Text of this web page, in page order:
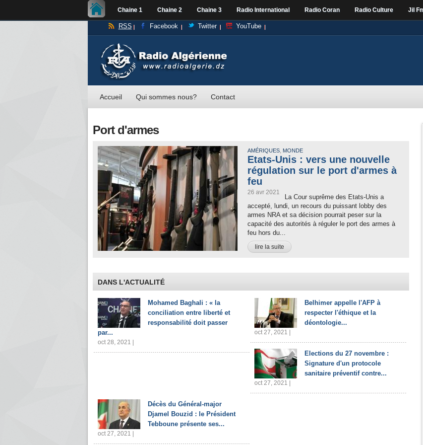
Chaine 1 Chaine 2 Chaine 3 Radio International Radio Coran Radio Culture Jil
RSS Facebook Twitter YouTube
Accueil Qui sommes nous? Contact
Port d'armes
AMÉRIQUES, MONDE
Etats-Unis : vers une nouvelle
régulation sur le port d'armes à
feu
26 avr 2021
La Cour suprême des Etats-Unis a
accepté, lundi, un recours du puissant lobby des
armes NRA et sa décision pourrait peser sur la
capacité des autorités à réguler le port des armes à
feu hors du...
lire la suite
DANS L'ACTUALITÉ
Mohamed Baghali : « la
conciliation entre liberté et
responsabilité doit passer
par...
oct 28, 2021 |
Belhimer appelle l'AFP à
respecter l'éthique et la
déontologie...
oct 27, 2021 |
Elections du 27 novembre :
Signature d'un protocole
sanitaire préventif contre...
oct 27, 2021 |
Décès du Général-major
Djamel Bouzid : le Président
Tebboune présente ses...
oct 27, 2021 |